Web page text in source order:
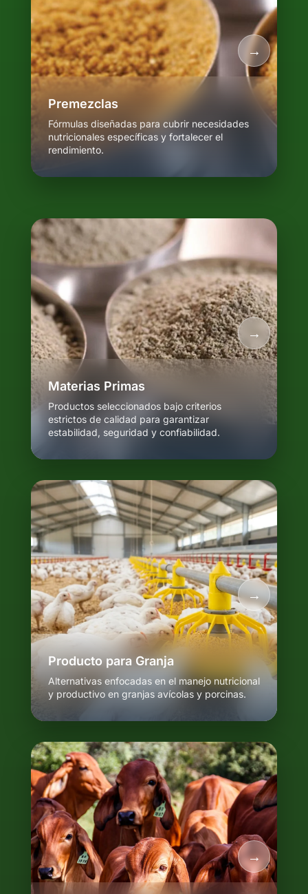
Premezclas
Fórmulas diseñadas para cubrir necesidades
nutricionales específicas y fortalecer el
rendimiento.
Materias Primas
Productos seleccionados bajo criterios
estrictos de calidad para garantizar
estabilidad, seguridad y confiabilidad.
Producto para Granja
Alternativas enfocadas en el manejo nutricional
y productivo en granjas avícolas y porcinas.